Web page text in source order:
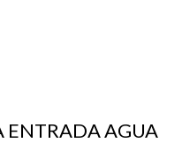
ENTRADA AGUA